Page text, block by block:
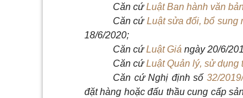
Căn cứLuật Ban hành văn
Căn cứ Luật sửa đổi, bổ sung
18/6/2020;
Căn cứLuật Giá ngày 20/6/
Căn cứLuật Quản lý, sử dụng
Căn cứ Nghị định số 32/
đặt hàng hoặc đấu thầu cung cấp